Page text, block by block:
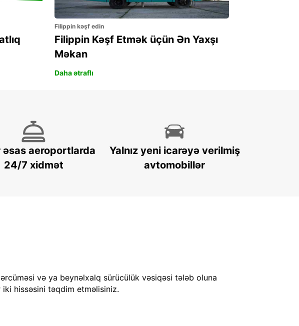
Filippin kəşf edin
Filippin Kəşf Etmək üçün Ən Yaxşı
Məkan
Daha ətraflı
aeroportlarda
24/7 xidmət
Yalnız yeni icarəyə verilmiş
avtomobillər
və ya beynəlxalq sürücülük vəsiqəsi tələb oluna
iki hissəsini təqdim etməlisiniz.